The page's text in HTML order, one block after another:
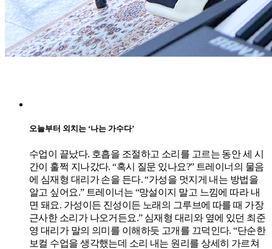
오늘부터 외치는 ‘나는 가수다’
수업이 끝났다. 호흡을 조절하고 소리를 고르는 동안 세 시
간이 훌쩍 지나갔다. “혹시 질문 있나요?” 트레이너의 물음
에 심재형 대리가 손을 든다. “가성을 멋지게 내는 방법을
알고 싶어요.” 트레이너는 “망설이지 말고 느낌에 따라 내
면 돼요. 가성이든 진성이든 노래의 그루브에 따를 때 가장
근사한 소리가 나오거든요.” 심재형 대리와 옆에 있던 최준
영 대리가 말의 의미를 이해하듯 고개를 끄덕인다. “단순한
보컬 수업을 생각했는데 소리 내는 원리를 상세히 가르쳐